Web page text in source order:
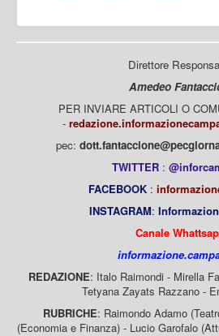
Direttore
Amedeo
PER INVIARE ARTICOLI O
-
pec:
TWITTER :
FACEBOOK :
INSTAGRAM:
Canale
REDAZIONE: Italo Raimondi - Mirella
Tetyana Zayats Razzano -
RUBRICHE: Raimondo Adamo
(Economia e Finanza) - Lucio Garofalo